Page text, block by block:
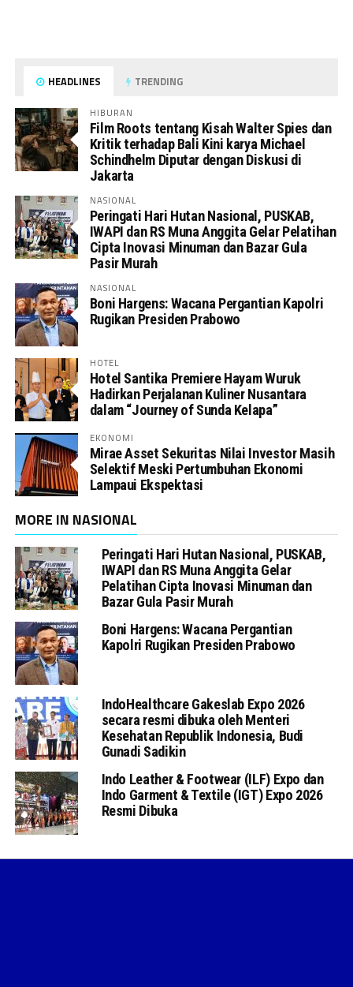
HEADLINES TRENDING
HIBURAN
Film Roots tentang Kisah Walter Spies dan
Kritik terhadap Bali Kini karya Michael
Schindhelm Diputar dengan Diskusi di
Jakarta
NASIONAL
Peringati Hari Hutan Nasional, PUSKAB,
IWAPI dan RS Muna Anggita Gelar Pelatihan
Cipta Inovasi Minuman dan Bazar Gula
Pasir Murah
NASIONAL
Boni Hargens: Wacana Pergantian Kapolri
Rugikan Presiden Prabowo
HOTEL
Hotel Santika Premiere Hayam Wuruk
Hadirkan Perjalanan Kuliner Nusantara
dalam “Journey of Sunda Kelapa”
EKONOMI
Mirae Asset Sekuritas Nilai Investor Masih
Selektif Meski Pertumbuhan Ekonomi
Lampaui Ekspektasi
MORE IN NASIONAL
Peringati Hari Hutan Nasional, PUSKAB,
IWAPI dan RS Muna Anggita Gelar
Pelatihan Cipta Inovasi Minuman dan
Bazar Gula Pasir Murah
Boni Hargens: Wacana Pergantian
Kapolri Rugikan Presiden Prabowo
IndoHealthcare Gakeslab Expo 2026
secara resmi dibuka oleh Menteri
Kesehatan Republik Indonesia, Budi
Gunadi Sadikin
Indo Leather & Footwear (ILF) Expo dan
Indo Garment & Textile (IGT) Expo 2026
Resmi Dibuka